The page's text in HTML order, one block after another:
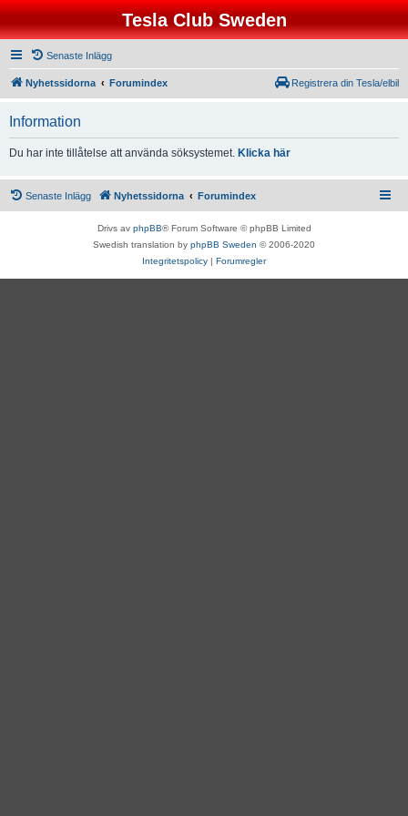
Tesla Club Sweden
Senaste Inlägg
Nyhetssidorna Forumindex Registrera din Tesla/elbil
Information
Du har inte tillåtelse att använda söksystemet. Klicka här
Senaste Inlägg Nyhetssidorna Forumindex
Drivs av phpBB® Forum Software © phpBB Limited
Swedish translation by phpBB Sweden © 2006-2020
Integritetspolicy | Forumregler